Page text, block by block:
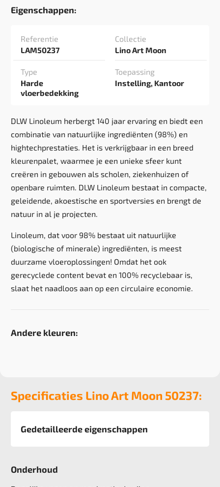
Eigenschappen:
Referentie
LAM50237
Collectie
Lino Art Moon
Type
Harde
vloerbedekking
Toepassing
Instelling, Kantoor
DLW Linoleum herbergt 140 jaar ervaring en biedt een
combinatie van natuurlijke ingrediënten (98%) en
hightechprestaties. Het is verkrijgbaar in een breed
kleurenpalet, waarmee je een unieke sfeer kunt
creëren in gebouwen als scholen, ziekenhuizen of
openbare ruimten. DLW Linoleum bestaat in compacte,
geleidende, akoestische en sportversies en brengt de
natuur in al je projecten.
Linoleum, dat voor 98% bestaat uit natuurlijke
(biologische of minerale) ingrediënten, is meest
duurzame vloeroplossingen! Omdat het ook
gerecyclede content bevat en 100% recyclebaar is,
slaat het naadloos aan op een circulaire economie.
Andere kleuren:
Specificaties Lino Art Moon 50237:
Gedetailleerde eigenschappen
Rugzijde
Onderhoud